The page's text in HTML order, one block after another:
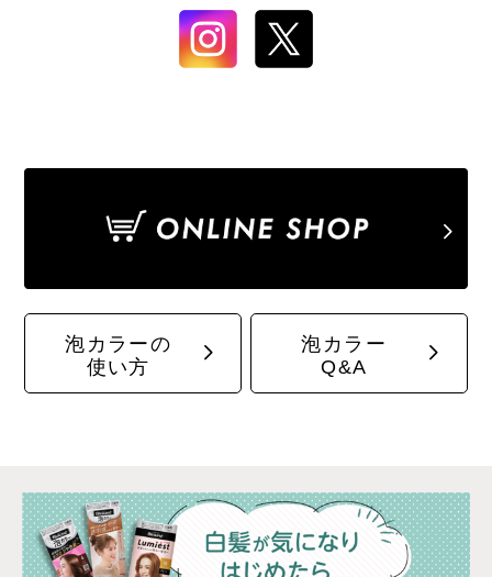
泡カラーの
使い方
泡カラー
Q&A